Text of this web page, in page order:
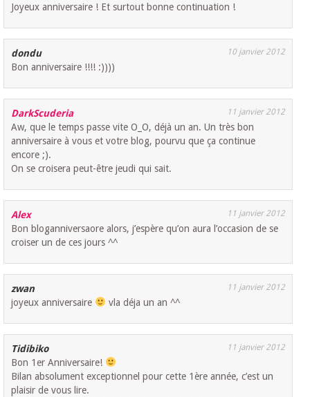
Joyeux anniversaire ! Et surtout bonne continuation !
dondu 10 janvier 2012
Bon anniversaire !!!! :))))
DarkScuderia 11 janvier 2012
Aw, que le temps passe vite O_O, déjà un an. Un très bon
anniversaire à vous et votre blog, pourvu que ça continue
encore ;).
On se croisera peut-être jeudi qui sait.
Alex 11 janvier 2012
Bon bloganniversaore alors, j’espère qu’on aura l’occasion de se
croiser un de ces jours ^^
zwan 11 janvier 2012
joyeux anniversaire vla déja un an ^^
Tidibiko 11 janvier 2012
Bon 1er Anniversaire!
Bilan absolument exceptionnel pour cette 1ère année, c’est un
plaisir de vous lire.